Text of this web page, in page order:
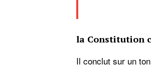
la Constitution
Il conclut sur un